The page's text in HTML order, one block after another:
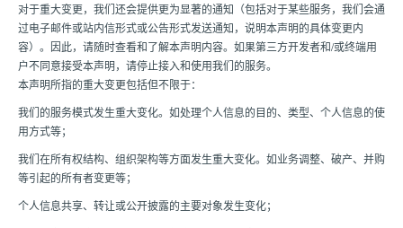
对于重大变更，我们还会提供更为显著的通知（包括对于某些服务，我们会通
过电子邮件或站内信形式或公告形式发送通知，说明本声明的具体变更内
容）。因此，请随时查看和了解本声明内容。如果第三方开发者和/或终端用
户不同意接受本声明，请停止接入和使用我们的服务。
本声明所指的重大变更包括但不限于：
我们的服务模式发生重大变化。如处理个人信息的目的、类型、个人信息的使
用方式等；
我们在所有权结构、组织架构等方面发生重大变化。如业务调整、破产、并购
等引起的所有者变更等；
个人信息共享、转让或公开披露的主要对象发生变化；